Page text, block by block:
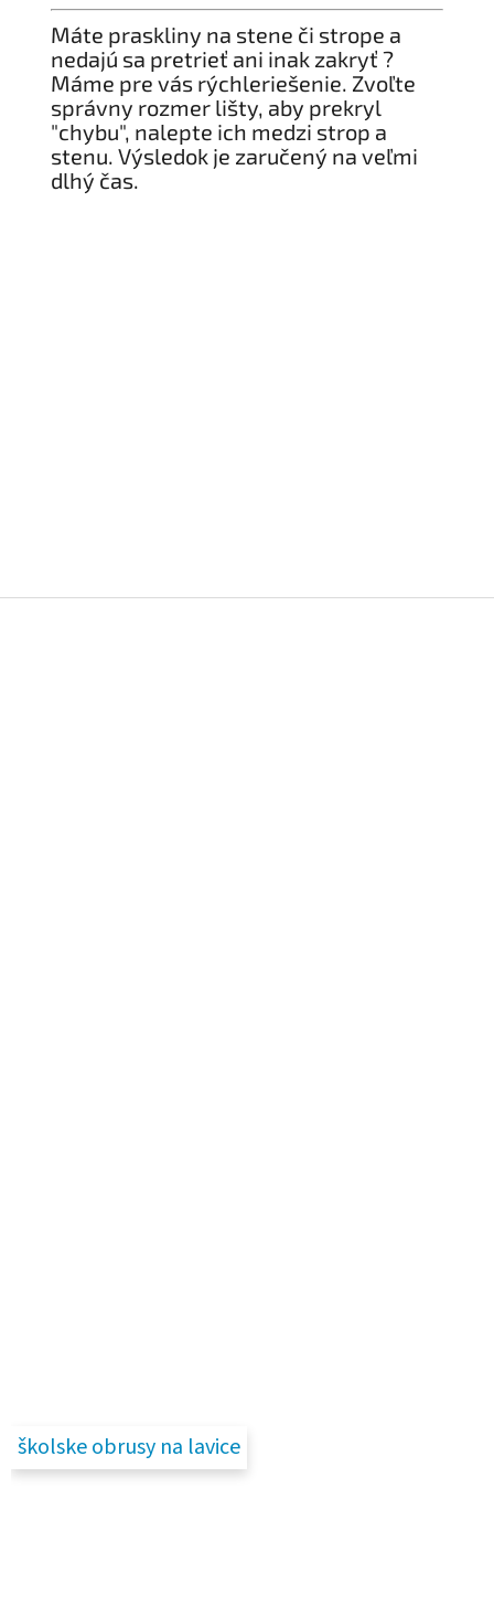
Máte praskliny na stene či strope a
nedajú sa pretrieť ani inak zakryť ?
Máme pre vás rýchleriešenie. Zvoľte
správny rozmer lišty, aby prekryl
"chybu", nalepte ich medzi strop a
stenu. Výsledok je zaručený na veľmi
dlhý čas.
školske obrusy na lavice